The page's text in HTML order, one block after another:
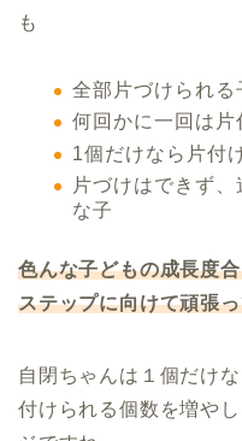
も
全部片づけられる
何回かに一回は片
1個だけなら片付
片づけはできず
な子
色んな子どもの成長度
ステップに向けて頑張
自閉ちゃんは１個だけ
付けられる個数を増や